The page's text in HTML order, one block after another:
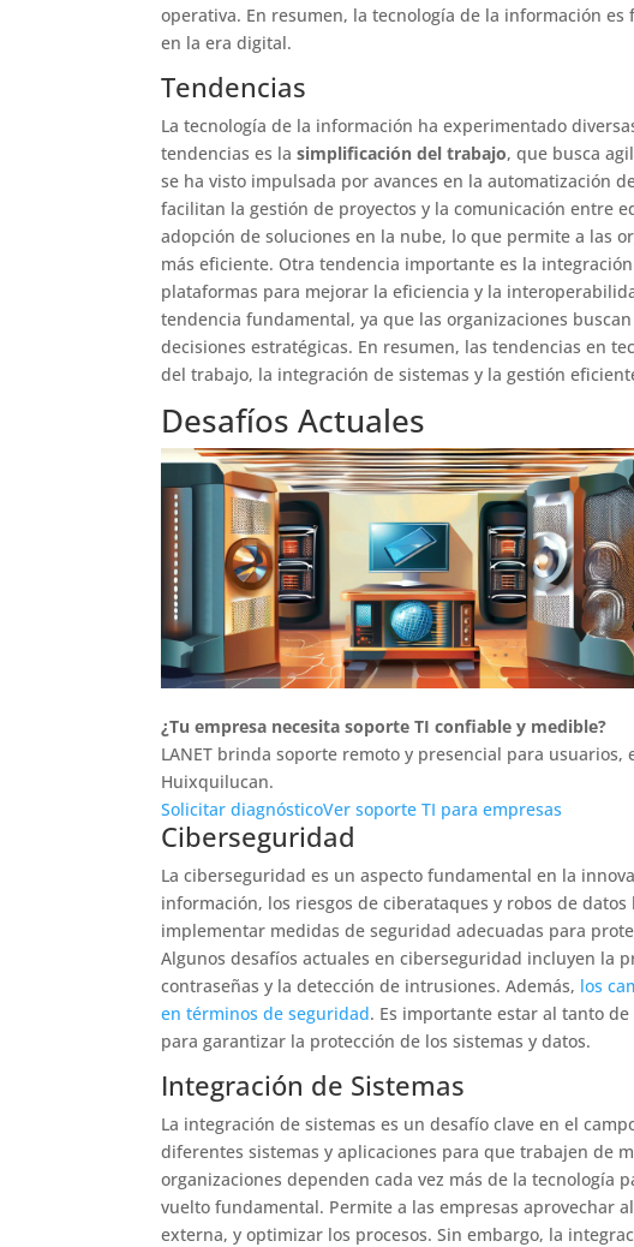
operativa. En resumen, la tecnología de la información
en la era digital.
Tendencias
La tecnología de la información ha experimentado
tendencias es lasimplificación del trabajo, que busca
se ha visto impulsada por avances en la automatización
facilitan la gestión de proyectos y la comunicación entre
adopción de soluciones en la nube, lo que permite a las
más eficiente. Otra tendencia importante es la
plataformas para mejorar la eficiencia y la
tendencia fundamental, ya que las organizaciones
decisiones estratégicas. En resumen, las tendencias en
del trabajo, la integración de sistemas y la gestión
Desafíos Actuales
¿Tu empresa necesita soporte TI confiable y medible?
LANET brinda soporte remoto y presencial para usuarios,
Huixquilucan.
Solicitar diagnósticoVer soporte TI para empresas
Ciberseguridad
La ciberseguridad es un aspecto fundamental en la
información, los riesgos de ciberataques y robos de
implementar medidas de seguridad adecuadas para
Algunos desafíos actuales en ciberseguridad incluyen la
contraseñas y la detección de intrusiones. Además, los
en términos de seguridad. Es importante estar al tanto
para garantizar la protección de los sistemas y datos.
Integración de Sistemas
La integración de sistemas es un desafío clave en el
diferentes sistemas y aplicaciones para que trabajen de
organizaciones dependen cada vez más de la tecnología
vuelto fundamental. Permite a las empresas aprovechar
externa, y optimizar los procesos. Sin embargo, la